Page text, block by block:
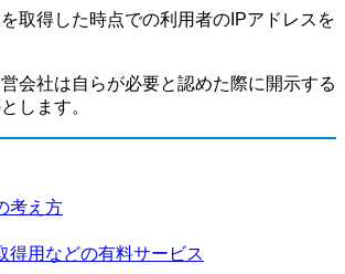
取得した時点での利用者のIPアドレスを
会社は自らが必要と認めた際に開示する
します。
考え方
得用などの有料サービス